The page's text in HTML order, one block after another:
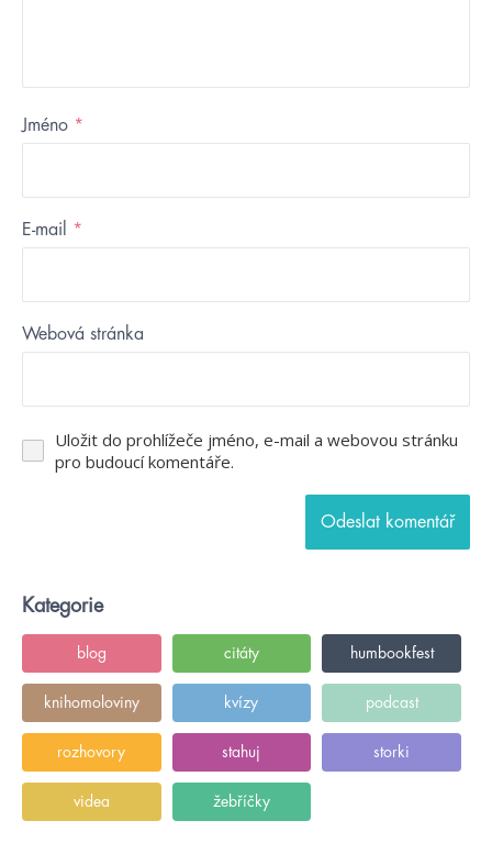
Jméno *
E-mail *
Webová stránka
Uložit do prohlížeče jméno, e-mail a webovou stránku
pro budoucí komentáře.
Kategorie
blog citáty humbookfest
knihomoloviny kvízy podcast
rozhovory stahuj storki
videa žebříčky